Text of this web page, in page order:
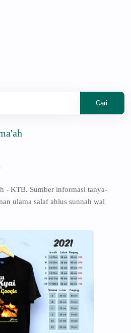
- KTB. Sumber informasi tanya-
ulama salaf ahlus sunnah wal